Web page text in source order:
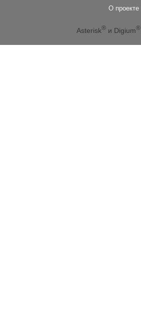
О проекте
Asterisk® и Digium®